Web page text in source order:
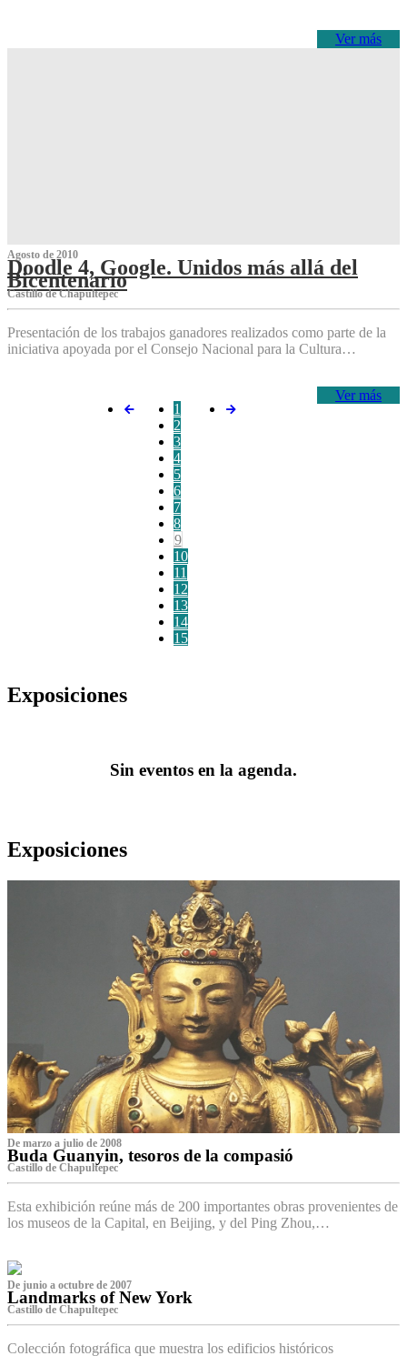
Ver más
Agosto de 2010
Doodle 4, Google. Unidos más allá del
Bicentenario
Castillo de Chapultepec
Presentación de los trabajos ganadores realizados como parte de la
iniciativa apoyada por el Consejo Nacional para la Cultura…
Ver más
1
2
3
4
5
6
7
8
9
10
11
12
13
14
15
Exposiciones
Sin eventos en la agenda.
Exposiciones
De marzo a julio de 2008
Buda Guanyin, tesoros de la compasió
Castillo de Chapultepec
Esta exhibición reúne más de 200 importantes obras provenientes de
los museos de la Capital, en Beijing, y del Ping Zhou,…
De junio a octubre de 2007
Landmarks of New York
Castillo de Chapultepec
Colección fotográfica que muestra los edificios históricos